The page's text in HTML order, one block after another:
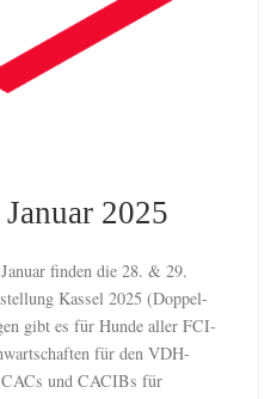
2025
finden die 28. & 29.
Kassel 2025 (Doppel-
gibt es für Hunde aller FCI-
für den VDH-
und CACIBs für